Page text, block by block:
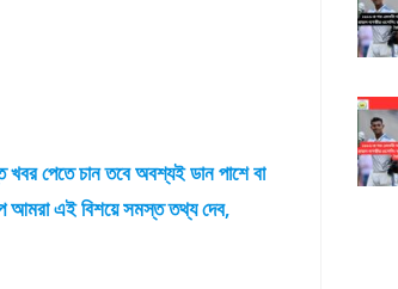
পেতে চান তবে অবশ্যই ডান পাশে বা
এই বিশয়ে সমস্ত তথ্য দেব,